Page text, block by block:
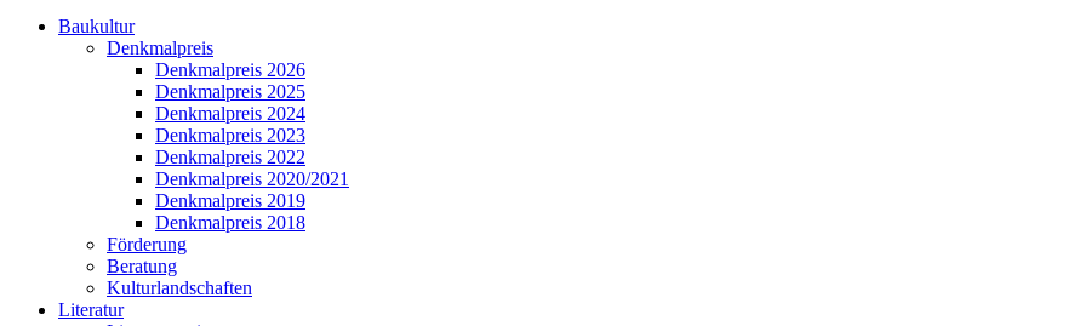
Baukultur
Denkmalpreis
Denkmalpreis 2026
Denkmalpreis 2025
Denkmalpreis 2024
Denkmalpreis 2023
Denkmalpreis 2022
Denkmalpreis 2020/2021
Denkmalpreis 2019
Denkmalpreis 2018
Förderung
Beratung
Kulturlandschaften
Literatur